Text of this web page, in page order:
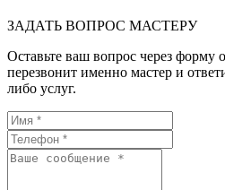
ЗАДАТЬ ВОПРОС МАСТЕРУ
Оставьте ваш вопрос через форму
перезвонит именно мастер и
либо услуг.